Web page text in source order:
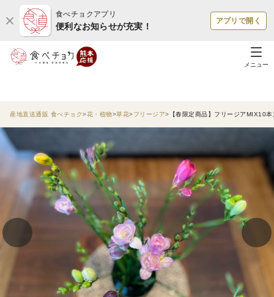
食べチョクアプリ
便利なお知らせが充実！
アプリで開く
メニュー
産地直送通販 食べチョク 花・植物 草花 フリージア 【春限定商品】フリージアMIX10